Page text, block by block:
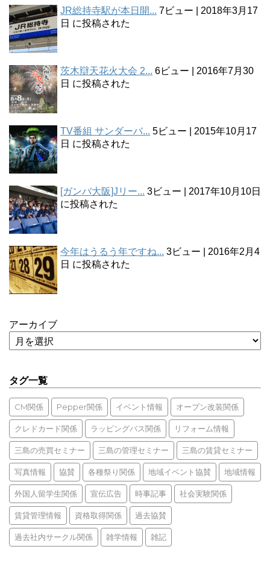
JR総持寺駅が本日開... 7ビュー
2018年3月17
日 に投稿された
茨木辯天花火大会 2... 6ビュー
2016年7月30
日 に投稿された
TV番組 サンダーバ... 5ビュー
2015年10月17
日 に投稿された
[ガンバ大阪]Jリー... 3ビュー
2017年10月10日
に投稿された
今年はうるう年ですね... 3ビュー
2016年2月4
日 に投稿された
アーカイブ
タグ一覧
CM関係 Pepper関係 イベント情報 オープン改装関係
クレドカード関係 ラッピングバス関係 リフォーム情報
三島の売買セミナー 三島の管理セミナー 三島の賃貸セミナー
写真情報 協賛 各種祭り関係 地域イベント協賛 地域情報
外国人留学生関係 宣伝広告 時事記事 社会実験関係
賃貸管理情報 資格取得関係 過去協賛
過去社内サークル関係 雑学情報 雑記